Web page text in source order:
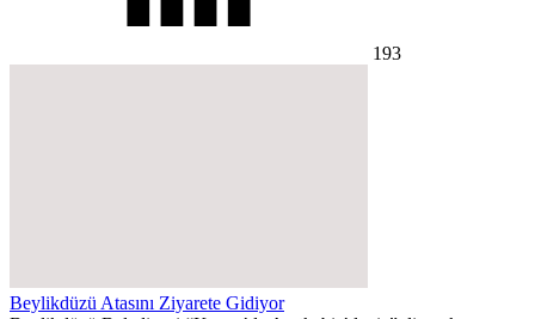
193
Beylikdüzü Atasını Ziyarete Gidiyor